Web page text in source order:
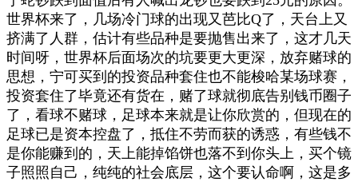
世界杯来了，几场冷门球的出现又芭比Q了，天台上又
挤满了人群，估计有些品种是要抛售出来了，这才几天
时间呀，世界杯后面场次的坑要更大更深，放弃赌球的
思想，宁可买到的投资品种套住也不能梭哈某场球赛，
投资套住了毕竟还有货在，赌了球就彻底告别钱币圈子
了，看球不赌球，足球本来就是让你欣赏的，但现在的
足球已是资本控盘了，抵住不劳而获的诱惑，有些钱不
是你能赚到的，天上能掉馅饼也落不到你头上，买个镜
子照照自己，纯纯的社会底层，这个要认命啊，这是多